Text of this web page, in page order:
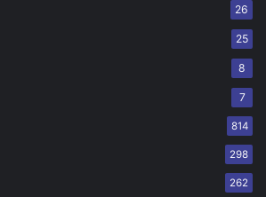
26
25
8
7
814
298
262